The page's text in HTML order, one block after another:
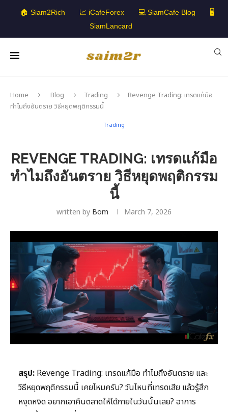
🏠 Siam2Rich 📈 iCafeForex 💻 SiamCafe Blog
🖥️
SiamLancard
Home Blog Trading
Revenge Trading: เทรดแก้มือ
ทำไมถึงอันตราย วิธีหยุดพฤติกรรมนี้
Trading
REVENGE TRADING: เทรดแก้มือ
ทำไมถึงอันตราย วิธีหยุดพฤติกรรม
นี้
written by Bom March 7, 2026
สรุป: Revenge Trading: เทรดแก้มือ ทำไมถึงอันตราย และ
วิธีหยุดพฤติกรรมนี้ เคยไหมครับ? วันไหนที่เทรดเสีย แล้วรู้สึก
หงุดหงิด อยากเอาคืนตลาดให้ได้ภายในวันนั้นเลย? อาการ